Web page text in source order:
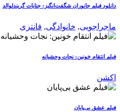
دانلود فیلم جانوران شگفت‌انگیز: جنایات گریندلوالد
ماجراجویی, خانوادگی, فانتزی
فیلم انتقام خونین: نجات وحشیانه
اکشن
فیلم عشق بی‌پایان